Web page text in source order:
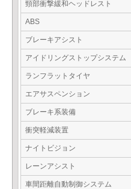
頸部衝撃緩和ヘッドレスト
ABS
ブレーキアシスト
アイドリングストップシステム
ランフラットタイヤ
エアサスペンション
ブレーキ系装備
衝突軽減装置
ナイトビジョン
レーンアシスト
車間距離自動制御システム